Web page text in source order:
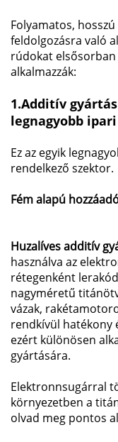
Folyamatos,
feldolgozásra való
rúdokat
alkalmazzák:
1.Additív
legnagyobb ipari
Ez az egyik
rendelkező szektor.
Fém alapú
Huzalíves additív
használva az
rétegenként
nagyméretű
vázak,
rendkívül hatékony
ezért különösen
gyártására.
Elektronnsugárral
környezetben a
olvad meg pontos